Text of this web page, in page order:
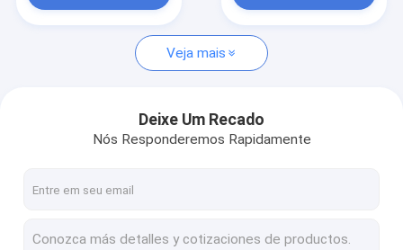
carro elétrico do byd
Carro Chery
Carro elétrico Lixiang
Veja mais
Deixe Um Recado
Nós Responderemos Rapidamente